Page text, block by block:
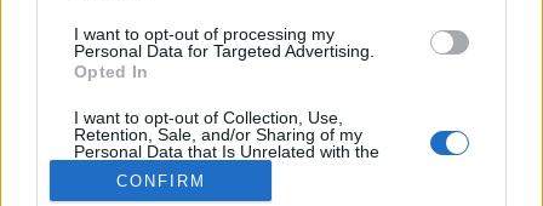
I want to opt-out of processing my
Personal Data for Targeted Advertising.
Opted In
I want to opt-out of Collection, Use,
Retention, Sale, and/or Sharing of my
Personal Data that Is Unrelated with the
Purposes for which it was collected.
Opted Out
CONFIRM